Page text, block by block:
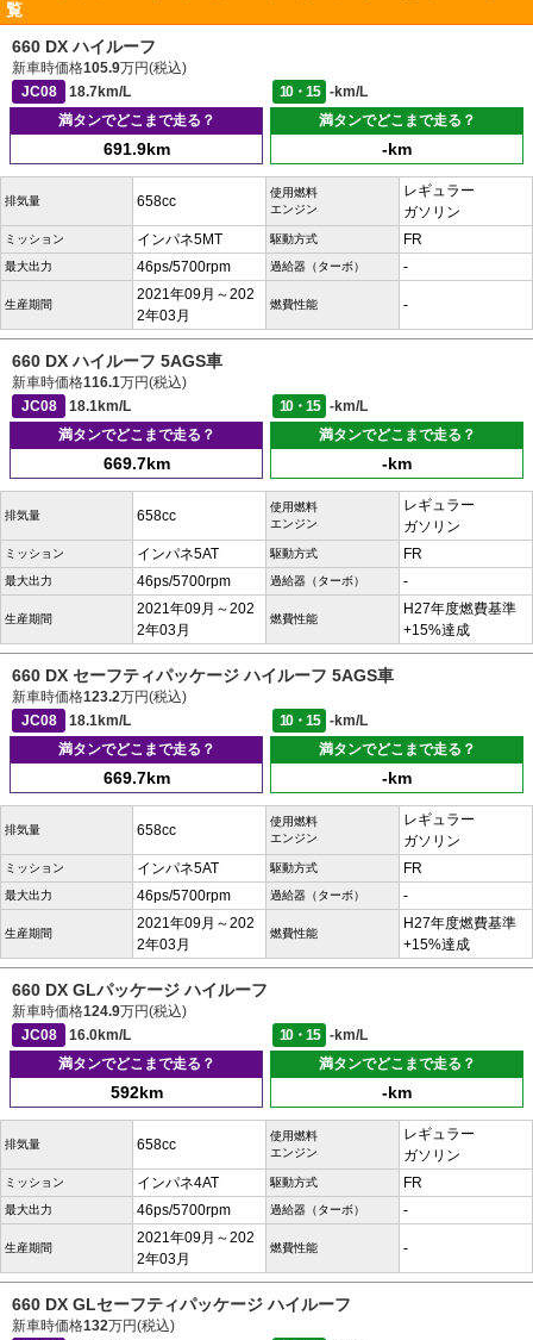
覧
660 DX ハイルーフ
新車時価格105.9万円(税込)
JC08
18.7km/L 10・15
-km/L
満タンでどこまで走る？
691.9km
満タンでどこまで走る？
-km
排気量 658cc
使用燃料
エンジン
レギュラー
ガソリン
ミッション インパネ5MT 駆動方式 FR
最大出力 46ps/5700rpm 過給器（ターボ） -
生産期間
2021年09月～202
2年03月
燃費性能 -
660 DX ハイルーフ 5AGS車
新車時価格116.1万円(税込)
JC08
18.1km/L 10・15
-km/L
満タンでどこまで走る？
669.7km
満タンでどこまで走る？
-km
排気量 658cc
使用燃料
エンジン
レギュラー
ガソリン
ミッション インパネ5AT 駆動方式 FR
最大出力 46ps/5700rpm 過給器（ターボ） -
生産期間
2021年09月～202
2年03月
燃費性能
H27年度燃費基準
+15%達成
660 DX セーフティパッケージ ハイルーフ 5AGS車
新車時価格123.2万円(税込)
JC08
18.1km/L 10・15
-km/L
満タンでどこまで走る？
669.7km
満タンでどこまで走る？
-km
排気量 658cc
使用燃料
エンジン
レギュラー
ガソリン
ミッション インパネ5AT 駆動方式 FR
最大出力 46ps/5700rpm 過給器（ターボ） -
生産期間
2021年09月～202
2年03月
燃費性能
H27年度燃費基準
+15%達成
660 DX GLパッケージ ハイルーフ
新車時価格124.9万円(税込)
JC08
16.0km/L 10・15
-km/L
満タンでどこまで走る？
592km
満タンでどこまで走る？
-km
排気量 658cc
使用燃料
エンジン
レギュラー
ガソリン
ミッション インパネ4AT 駆動方式 FR
最大出力 46ps/5700rpm 過給器（ターボ） -
生産期間
2021年09月～202
2年03月
燃費性能 -
660 DX GLセーフティパッケージ ハイルーフ
新車時価格132万円(税込)